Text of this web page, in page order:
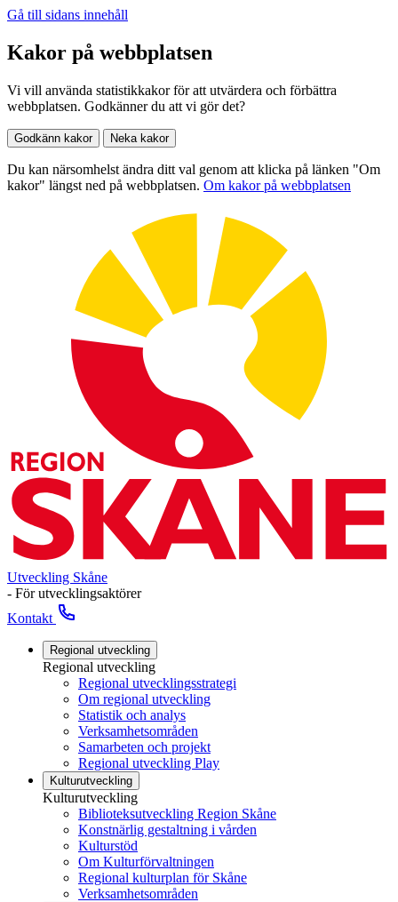
Gå till sidans innehåll
Kakor på webbplatsen
Vi vill använda statistikkakor för att utvärdera och förbättra
webbplatsen. Godkänner du att vi gör det?
Godkänn kakor Neka kakor
Du kan närsomhelst ändra ditt val genom att klicka på länken "Om
kakor" längst ned på webbplatsen. Om kakor på webbplatsen
Utveckling Skåne
- För utvecklingsaktörer
Kontakt
Regional utveckling
Regional utveckling
Regional utvecklingsstrategi
Om regional utveckling
Statistik och analys
Verksamhetsområden
Samarbeten och projekt
Regional utveckling Play
Kulturutveckling
Kulturutveckling
Biblioteksutveckling Region Skåne
Konstnärlig gestaltning i vården
Kulturstöd
Om Kulturförvaltningen
Regional kulturplan för Skåne
Verksamhetsområden